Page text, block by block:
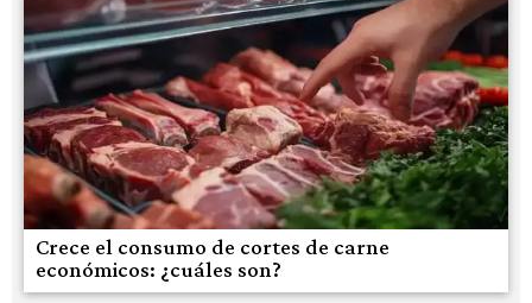
Crece el consumo de cortes de carne
económicos: ¿cuáles son?